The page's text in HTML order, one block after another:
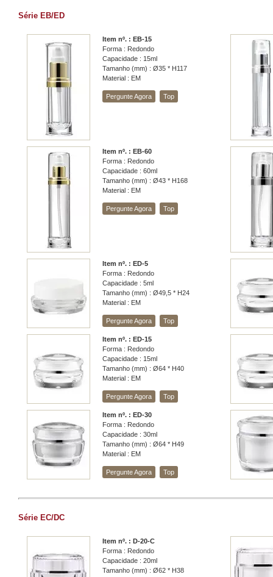
Série EB/ED
Item nº. : EB-15
Forma : Redondo
Capacidade : 15ml
Tamanho (mm) : Ø35 * H117
Material : EM
Pergunte Agora Top
Item nº. : EB-60
Forma : Redondo
Capacidade : 60ml
Tamanho (mm) : Ø43 * H168
Material : EM
Pergunte Agora Top
Item nº. : ED-5
Forma : Redondo
Capacidade : 5ml
Tamanho (mm) : Ø49,5 * H24
Material : EM
Pergunte Agora Top
Item nº. : ED-15
Forma : Redondo
Capacidade : 15ml
Tamanho (mm) : Ø64 * H40
Material : EM
Pergunte Agora Top
Item nº. : ED-30
Forma : Redondo
Capacidade : 30ml
Tamanho (mm) : Ø64 * H49
Material : EM
Pergunte Agora Top
Série EC/DC
Item nº. : D-20-C
Forma : Redondo
Capacidade : 20ml
Tamanho (mm) : Ø62 * H38